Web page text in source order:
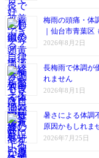
梅雨の頭痛・体
｜仙台市青葉区
2026年8月2日
長梅雨で体調が
れません
2026年8月1日
暑さによる体調
原因かもしれま
2026年7月25日